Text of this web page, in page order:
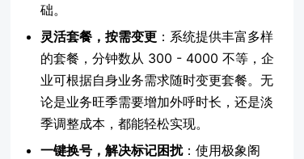
础。
灵活套餐，按需变更 ：系统提供丰富多样
的套餐，分钟数从 300 - 4000 不等，企
业可根据自身业务需求随时变更套餐。无
论是业务旺季需要增加外呼时长，还是淡
季调整成本，都能轻松实现。
一键换号，解决标记困扰：使用极象阁